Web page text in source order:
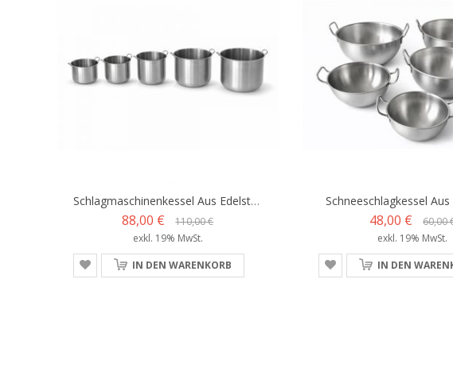
Schlagmaschinenkessel Aus Edelstahl
88,00 €
110,00 €
exkl. 19% MwSt.
IN DEN WARENKORB
Schneeschlagkessel Aus
48,00 €
60,00
exkl. 19% MwSt.
IN DEN